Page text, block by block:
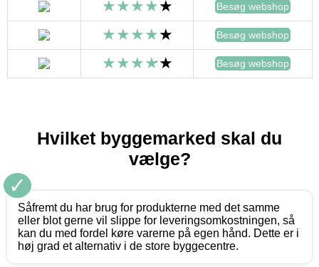
Besøg webshop
Besøg webshop
Besøg webshop
Hvilket byggemarked skal du
vælge?
✓
Såfremt du har brug for produkterne med det samme
eller blot gerne vil slippe for leveringsomkostningen, så
kan du med fordel køre varerne på egen hånd. Dette er i
høj grad et alternativ i de store byggecentre.